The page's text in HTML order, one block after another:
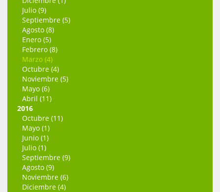
Julio (9)
Septiembre (5)
Agosto (8)
Enero (5)
Febrero (8)
Marzo (4)
Octubre (4)
Noviembre (5)
Mayo (6)
Abril (11)
2016
Octubre (11)
Mayo (1)
Junio (1)
Julio (1)
Septiembre (9)
Agosto (9)
Noviembre (6)
Diciembre (4)